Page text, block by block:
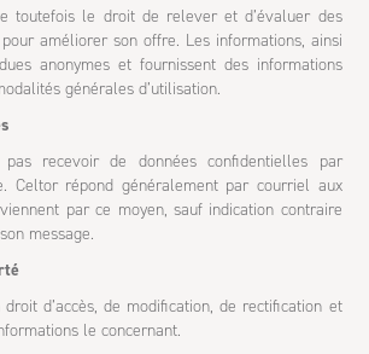
toutefois le droit de relever et d’évaluer des
améliorer son offre. Les informations, ainsi
anonymes et fournissent des informations
générales d’utilisation.
recevoir de données confidentielles par
Celtor répond généralement par courriel aux
par ce moyen, sauf indication contraire
message.
droit d’accès, de modification, de rectification et
le concernant.